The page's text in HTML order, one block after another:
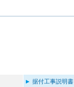
据付工事説明書